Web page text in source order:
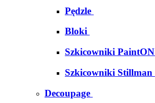
Pędzle
Bloki
Szkicowniki
Szkicowniki Stillman
Decoupage